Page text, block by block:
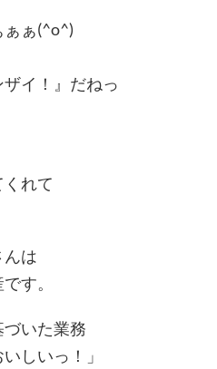
ぁ(^o^)
ザイ！』だねっ
れて
は
す。
いた業務
しいっ！」